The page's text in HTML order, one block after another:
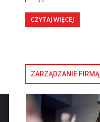
CZYTAJ WIĘCEJ
ZARZĄDZANIE FIRMĄ